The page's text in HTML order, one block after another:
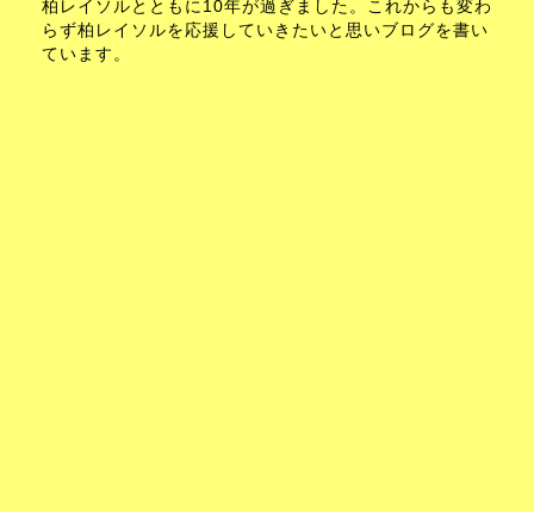
柏レイソルとともに10年が過ぎました。これからも変わ
らず柏レイソルを応援していきたいと思いブログを書い
ています。